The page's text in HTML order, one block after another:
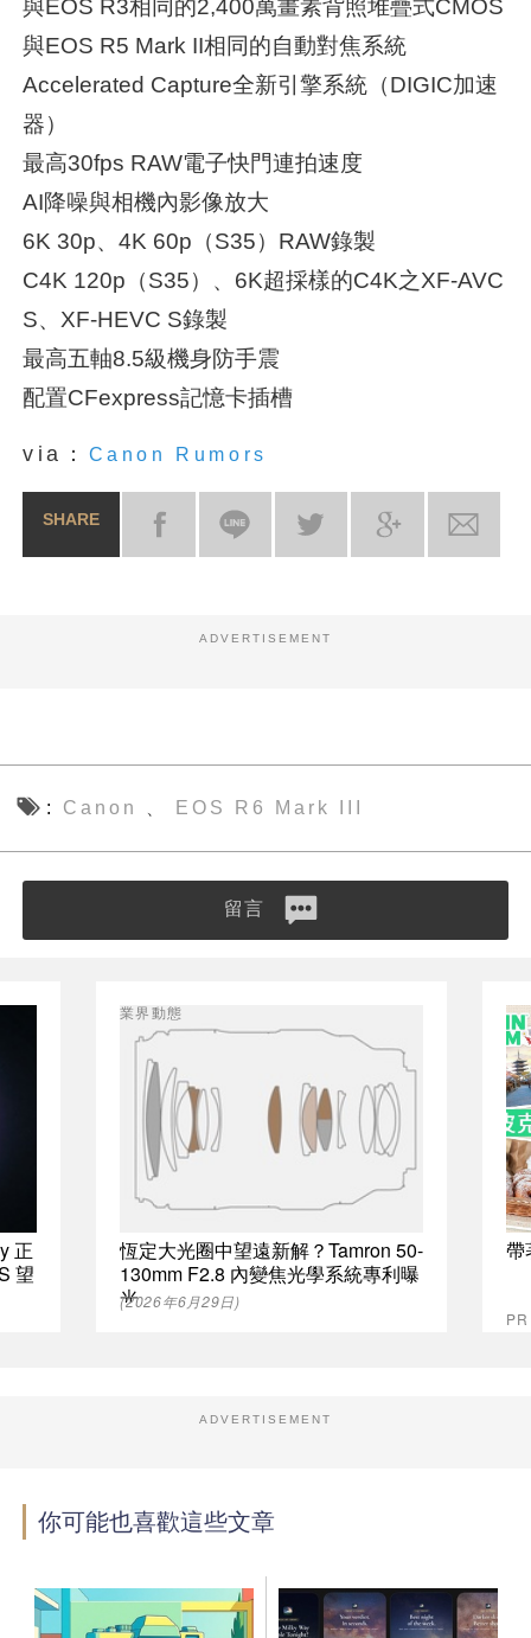
與EOS R3相同的2,400萬畫素背照堆疊式CMOS
與EOS R5 Mark II相同的自動對焦系統
Accelerated Capture全新引擎系統（DIGIC加速
器）
最高30fps RAW電子快門連拍速度
AI降噪與相機內影像放大
6K 30p、4K 60p（S35）RAW錄製
C4K 120p（S35）、6K超採樣的C4K之XF-AVC
S、XF-HEVC S錄製
最高五軸8.5級機身防手震
配置CFexpress記憶卡插槽
via： Canon Rumors
SHARE
ADVERTISEMENT
Canon EOS R6 Mark III
留言
正
望
恆定大光圈中望遠新解？Tamron 50-
130mm F2.8 內變焦光學系統專利曝
光
業界動態
(2026年6月29日)
帶
ADVERTISEMENT
你可能也喜歡這些文章